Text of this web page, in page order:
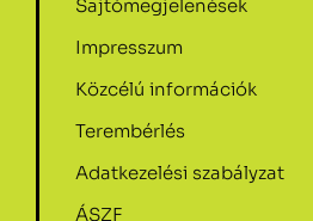
Sajtómegjelenések
Impresszum
Közcélú információk
Terembérlés
Adatkezelési szabályzat
ÁSZF